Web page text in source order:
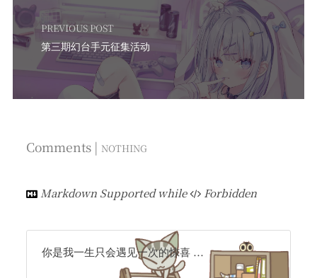
PREVIOUS POST
第三期幻台手元征集活动
Comments |NOTHING
Markdown Supported while Forbidden
你是我一生只会遇见一次的惊喜 ...